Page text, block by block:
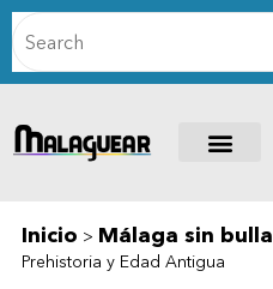
Inicio > Málaga sin bulla
Prehistoria y Edad Antigua